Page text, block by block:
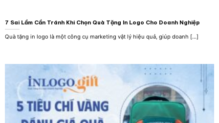
7 Sai Lầm Cần Tránh Khi Chọn Quà Tặng In Logo Cho Doanh Nghiệp
Quà tặng in logo là một công cụ marketing vật lý hiệu quả, giúp doanh [...]